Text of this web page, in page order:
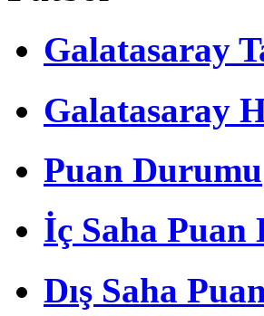
Galatasaray
Galatasaray
Puan Durumu
İç Saha Puan
Dış Saha